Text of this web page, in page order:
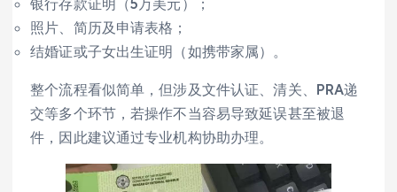
银行存款证明（5万美元）；
照片、简历及申请表格；
结婚证或子女出生证明（如携带家属）。
整个流程看似简单，但涉及文件认证、清关、PRA递
交等多个环节，若操作不当容易导致延误甚至被退
件，因此建议通过专业机构协助办理。